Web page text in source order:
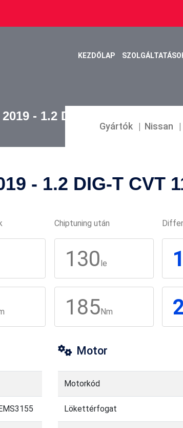
KEZDŐLAP
- 1.2 DIG-T CVT 115HP
Gyártók Nissan
- 1.2 DIG-T CVT
Chiptuning után
130le
185Nm
Motor
Motorkód
Lökettérfogat